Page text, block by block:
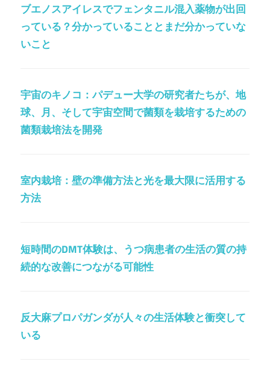
ブエノスアイレスでフェンタニル混入薬物が出回
っている？分かっていることとまだ分かっていな
いこと
宇宙のキノコ：パデュー大学の研究者たちが、地
球、月、そして宇宙空間で菌類を栽培するための
菌類栽培法を開発
室内栽培：壁の準備方法と光を最大限に活用する
方法
短時間のDMT体験は、うつ病患者の生活の質の持
続的な改善につながる可能性
反大麻プロパガンダが人々の生活体験と衝突して
いる